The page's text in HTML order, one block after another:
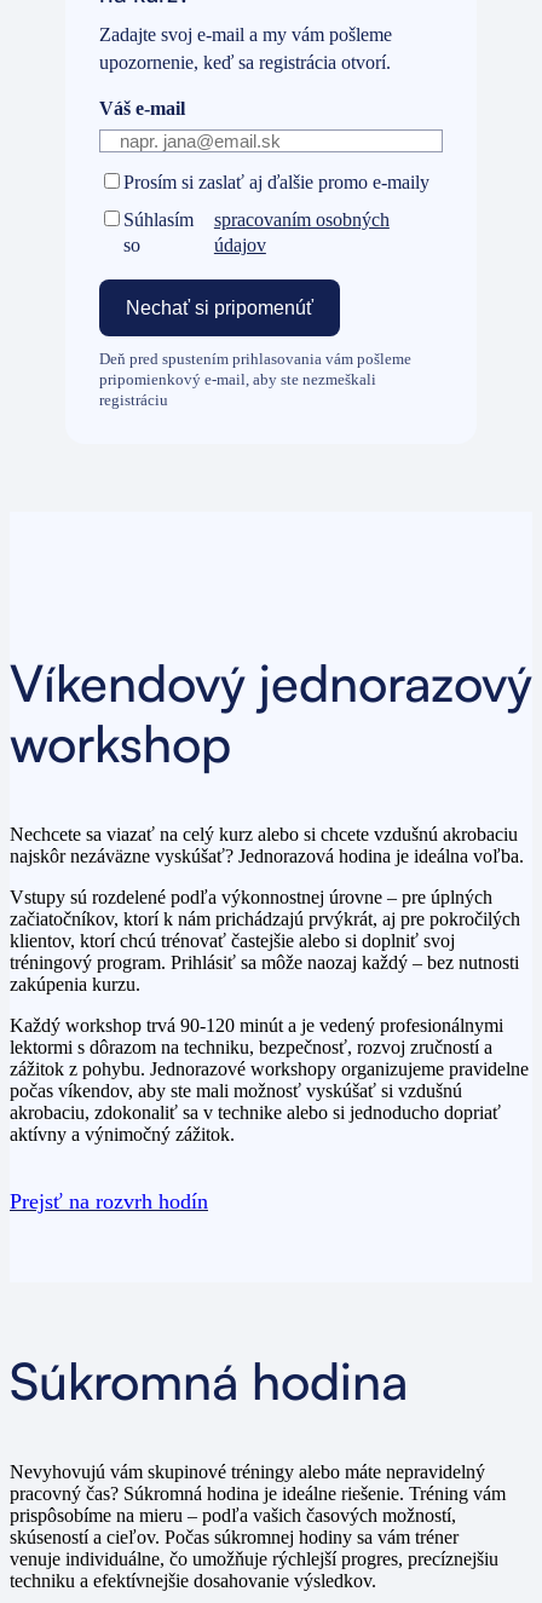
Zadajte svoj e-mail a my vám pošleme
upozornenie, keď sa registrácia otvorí.
Váš e-mail
Prosím si zaslať aj ďalšie promo e-maily
Súhlasím
so
spracovaním osobných
údajov
Deň pred spustením prihlasovania vám pošleme
pripomienkový e-mail, aby ste nezmeškali
registráciu
Víkendový jednorazový
workshop
Nechcete sa viazať na celý kurz alebo si chcete vzdušnú akrobaciu
najskôr nezáväzne vyskúšať? Jednorazová hodina je ideálna voľba.
Vstupy sú rozdelené podľa výkonnostnej úrovne – pre úplných
začiatočníkov, ktorí k nám prichádzajú prvýkrát, aj pre pokročilých
klientov, ktorí chcú trénovať častejšie alebo si doplniť svoj
tréningový program. Prihlásiť sa môže naozaj každý – bez nutnosti
zakúpenia kurzu.
Každý workshop trvá 90-120 minút a je vedený profesionálnymi
lektormi s dôrazom na techniku, bezpečnosť, rozvoj zručností a
zážitok z pohybu. Jednorazové workshopy organizujeme pravidelne
počas víkendov, aby ste mali možnosť vyskúšať si vzdušnú
akrobaciu, zdokonaliť sa v technike alebo si jednoducho dopriať
aktívny a výnimočný zážitok.
Prejsť na rozvrh hodín
Súkromná hodina
Nevyhovujú vám skupinové tréningy alebo máte nepravidelný
pracovný čas? Súkromná hodina je ideálne riešenie. Tréning vám
prispôsobíme na mieru – podľa vašich časových možností,
skúseností a cieľov. Počas súkromnej hodiny sa vám tréner
venuje individuálne, čo umožňuje rýchlejší progres, precíznejšiu
techniku a efektívnejšie dosahovanie výsledkov.